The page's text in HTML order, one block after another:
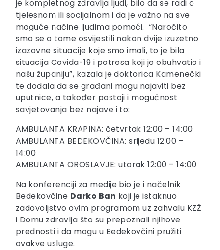
je kompletnog zdravlja ljudi, bilo da se radi o
tjelesnom ili socijalnom i da je važno na sve
moguće načine ljudima pomoći. “Naročito
smo se o tome osvijestili nakon dvije izuzetno
izazovne situacije koje smo imali, to je bila
situacija Covida-19 i potresa koji je obuhvatio i
našu županiju”, kazala je doktorica Kamenečki
te dodala da se građani mogu najaviti bez
uputnice, a također postoji i mogućnost
savjetovanja bez najave i to:
AMBULANTA KRAPINA: četvrtak 12:00 – 14:00
AMBULANTA BEDEKOVČINA: srijedu 12:00 –
14:00
AMBULANTA OROSLAVJE: utorak 12:00 – 14:00
Na konferenciji za medije bio je i načelnik
Bedekovčine Darko Ban koji je istaknuo
zadovoljstvo ovim programom uz zahvalu KZŽ
i Domu zdravlja što su prepoznali njihove
prednosti i da mogu u Bedekovčini pružiti
ovakve usluge.